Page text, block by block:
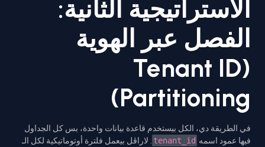
الاستراتيجية الثانية:
الفصل عبر الهوية
(Tenant ID
Partitioning)
في الطريقة دي، الكل بيستخدم قاعدة بيانات واحدة، بس كل الجداول
فيها عمود اسمه tenant_id . لاراڤل بيعمل فلترة أوتوماتيكية لكل الـ